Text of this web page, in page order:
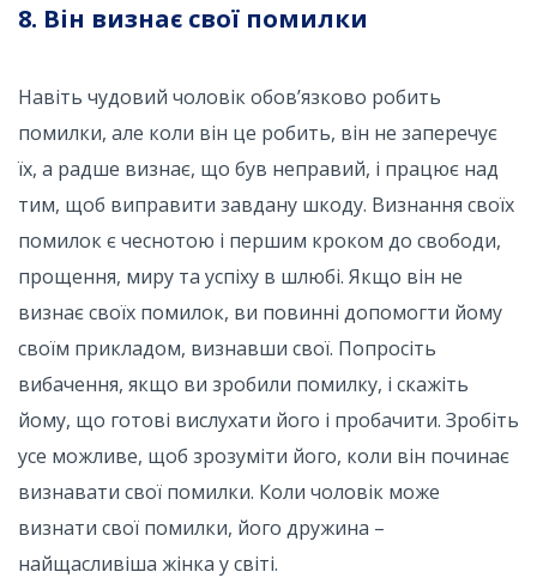
8. Він визнає свої помилки
Навіть чудовий чоловік обов’язково робить
помилки, але коли він це робить, він не заперечує
їх, а радше визнає, що був неправий, і працює над
тим, щоб виправити завдану шкоду. Визнання своїх
помилок є чеснотою і першим кроком до свободи,
прощення, миру та успіху в шлюбі. Якщо він не
визнає своїх помилок, ви повинні допомогти йому
своїм прикладом, визнавши свої. Попросіть
вибачення, якщо ви зробили помилку, і скажіть
йому, що готові вислухати його і пробачити. Зробіть
усе можливе, щоб зрозуміти його, коли він починає
визнавати свої помилки. Коли чоловік може
визнати свої помилки, його дружина –
найщасливіша жінка у світі.